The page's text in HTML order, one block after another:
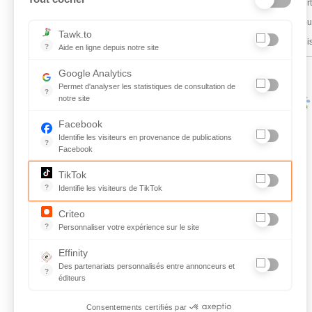
Je
Je
Je
?
Tawk.to
Aide en ligne depuis notre site
?
Google Analytics
Permet d'analyser les statistiques de consultation de
notre site
Indispensable pour piloter notre site internet, il permet de
?
Facebook
Identifie les visiteurs en provenance de publications
Facebook
Parce que vous ne venez pas tous les jours sur notre site, ce
?
TikTok
Identifie les visiteurs de TikTok
Permet de suivre les actions du visiteur sur le site web, et de
?
Criteo
Personnaliser votre expérience sur le site
?
Effinity
Des partenariats personnalisés entre annonceurs et
éditeurs
Consentements certifiés par